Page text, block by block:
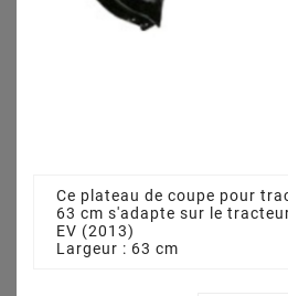
Ce plateau de coupe pour
63 cm s'adapte sur le
EV (2013)
Largeur : 63 cm